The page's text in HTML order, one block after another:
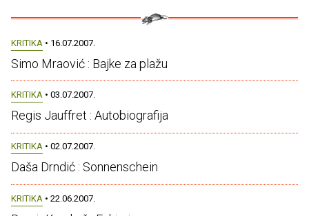
KRITIKA • 16.07.2007.
Simo Mraović : Bajke za plažu
KRITIKA • 03.07.2007.
Regis Jauffret : Autobiografija
KRITIKA • 02.07.2007.
Daša Drndić : Sonnenschein
KRITIKA • 22.06.2007.